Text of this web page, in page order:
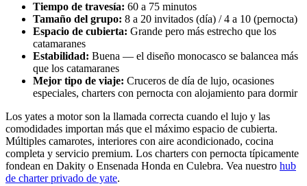
Tiempo de travesía: 60 a 75 minutos
Tamaño del grupo: 8 a 20 invitados (día) / 4 a 10 (pernocta)
Espacio de cubierta: Grande pero más estrecho que los
catamaranes
Estabilidad: Buena — el diseño monocasco se balancea más
que los catamaranes
Mejor tipo de viaje: Cruceros de día de lujo, ocasiones
especiales, charters con pernocta con alojamiento para dormir
Los yates a motor son la llamada correcta cuando el lujo y las
comodidades importan más que el máximo espacio de cubierta.
Múltiples camarotes, interiores con aire acondicionado, cocina
completa y servicio premium. Los charters con pernocta típicamente
fondean en Dakity o Ensenada Honda en Culebra. Vea nuestro hub
de charter privado de yate.